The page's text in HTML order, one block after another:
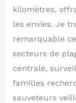
kilomètres,
les envies. Je
remarquable
secteurs de
centrale,
familles
sauveteurs